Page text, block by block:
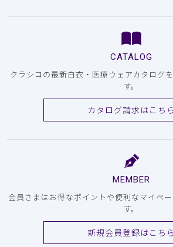
CATALOG
クラシコの最新白衣・医療ウェアカタログ
す。
カタログ請求はこちら
MEMBER
会員さまはお得なポイントや便利なマイペ
す。
新規会員登録はこちら